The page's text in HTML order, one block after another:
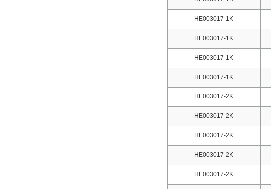
HE003017-1K
HE003017-1K
HE003017-1K
HE003017-1K
HE003017-2K
HE003017-2K
HE003017-2K
HE003017-2K
HE003017-2K